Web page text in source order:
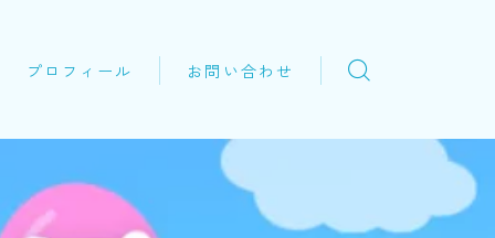
プロフィール お問い合わせ